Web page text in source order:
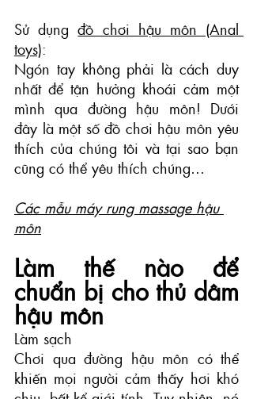
Sử dụng đồ chơi hậu môn (Anal
toys):
Ngón tay không phải là cách duy
nhất để tận hưởng khoái cảm một
mình qua đường hậu môn! Dưới
đây là một số đồ chơi hậu môn yêu
thích của chúng tôi và tại sao bạn
cũng có thể yêu thích chúng…
Các mẫu máy rung massage hậu
môn
Làm thế nào để
chuẩn bị cho thủ dâm
hậu môn
Làm sạch
Chơi qua đường hậu môn có thể
khiến mọi người cảm thấy hơi khó